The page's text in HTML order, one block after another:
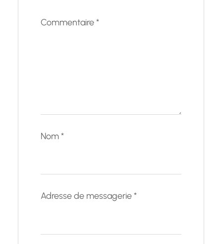
Commentaire*
Nom*
Adresse de messagerie*